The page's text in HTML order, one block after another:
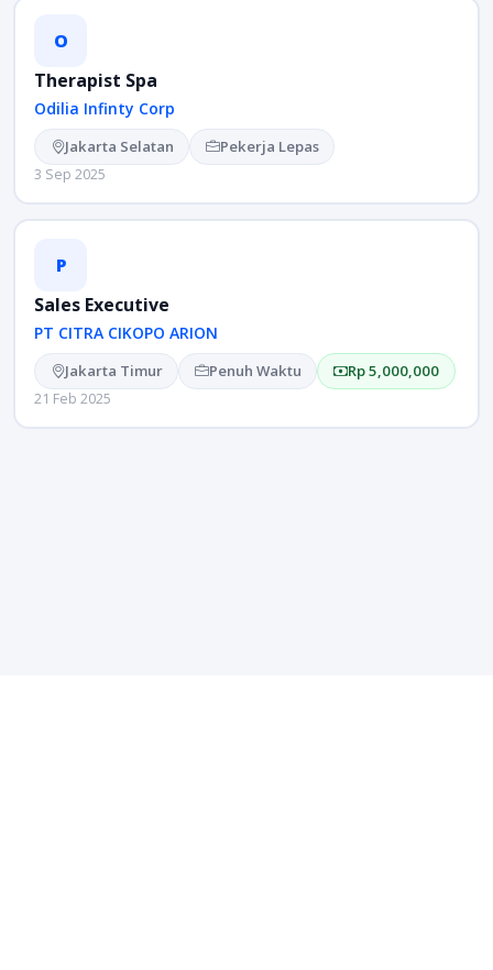
O
Therapist Spa
Odilia Infinty Corp
Jakarta Selatan Pekerja Lepas
3 Sep 2025
P
Sales Executive
PT CITRA CIKOPO ARION
Jakarta Timur Penuh Waktu Rp 5,000,000
21 Feb 2025